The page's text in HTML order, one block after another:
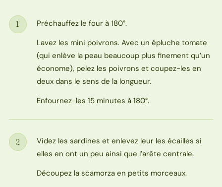
Étape
1
Préchauffez le four à 180°.
Lavez les mini poivrons. Avec un épluche tomate
(qui enlève la peau beaucoup plus finement qu’un
économe), pelez les poivrons et coupez-les en
deux dans le sens de la longueur.
Enfournez-les 15 minutes à 180°.
Étape
2
Videz les sardines et enlevez leur les écailles si
elles en ont un peu ainsi que l’arête centrale.
Découpez la scamorza en petits morceaux.